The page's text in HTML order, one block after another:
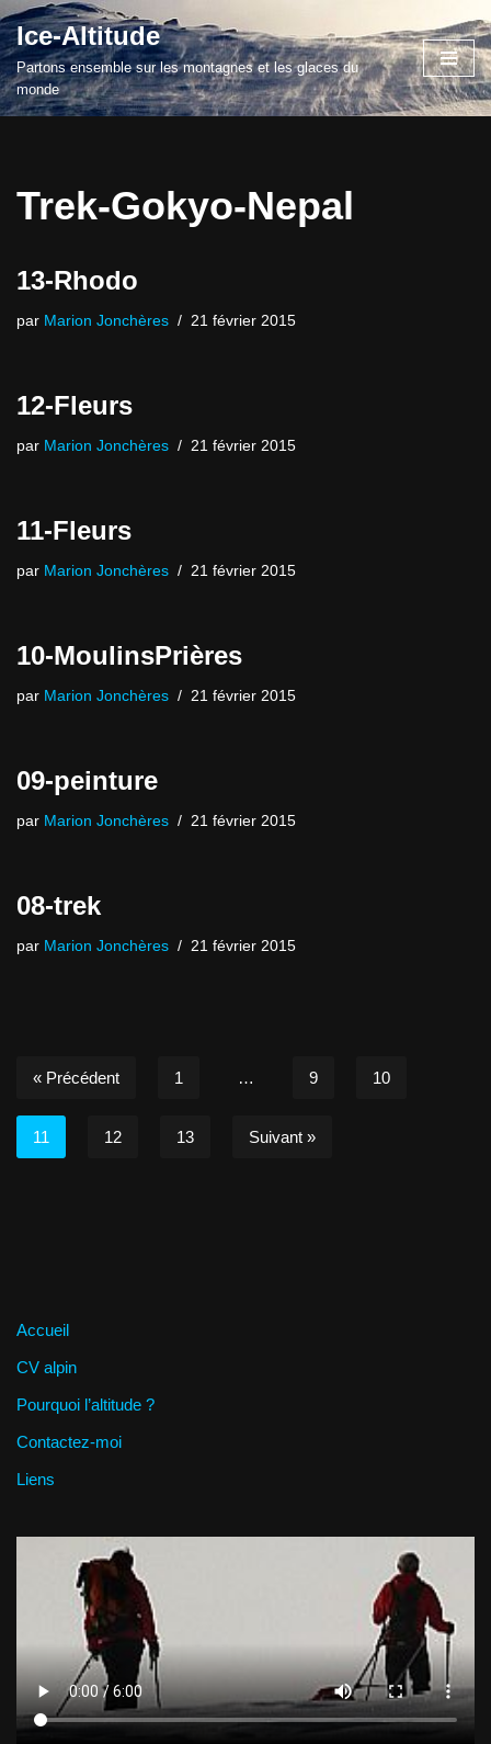
Aller
au
contenu
Ice-Altitude
Partons ensemble sur les montagnes et les glaces du
monde
Trek-Gokyo-Nepal
13-Rhodo
par Marion Jonchères 21 février 2015
12-Fleurs
par Marion Jonchères 21 février 2015
11-Fleurs
par Marion Jonchères 21 février 2015
10-MoulinsPrières
par Marion Jonchères 21 février 2015
09-peinture
par Marion Jonchères 21 février 2015
08-trek
par Marion Jonchères 21 février 2015
« Précédent 1 … 9 10
11 12 13 Suivant »
Accueil
CV alpin
Pourquoi l’altitude ?
Contactez-moi
Liens